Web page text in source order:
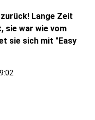
Lange Zeit
sie war wie vom
sie sich mit "Easy